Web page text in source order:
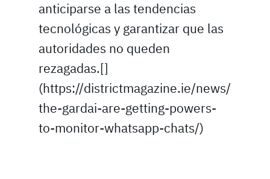
anticiparse a las tendencias
tecnológicas y garantizar que las
autoridades no queden
rezagadas.[]
(https://districtmagazine.ie/news/
the-gardai-are-getting-powers-
to-monitor-whatsapp-chats/)